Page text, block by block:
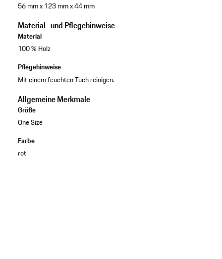
56 mm x 123 mm x 44 mm
Material- und Pflegehinweise
Material
100 % Holz
Pflegehinweise
Mit einem feuchten Tuch reinigen.
Allgemeine Merkmale
Größe
One Size
Farbe
rot